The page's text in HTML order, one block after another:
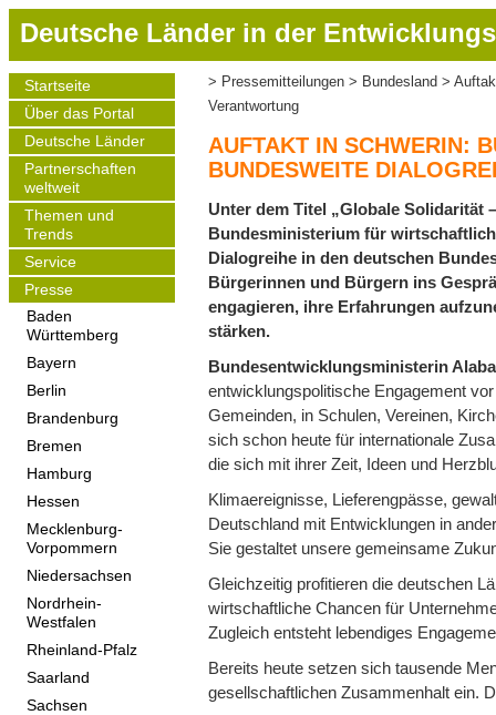
r
Deutsche Länder in der
Main
navigation
Startseite
Über das Portal
Deutsche Länder
Partnerschaften
weltweit
Themen und
Trends
Service
Presse
Baden
Württemberg
Bayern
Berlin
Brandenburg
Bremen
Hamburg
Hessen
Mecklenburg-
Vorpommern
Niedersachsen
Nordrhein-
Westfalen
Rheinland-Pfalz
Saarland
Sachsen
Pfadnavigation
Pressemitteilungen Bundesland
Verantwortung
AUFTAKT IN SCHWERIN:
BUNDESWEITE
Unter dem Titel „Globale Solidarität
Bundesministerium für
Dialogreihe in den deutschen
Bürgerinnen und Bürgern ins
engagieren, ihre Erfahrungen
stärken.
Bundesentwicklungsministerin
entwicklungspolitische Engagement
Gemeinden, in Schulen, Vereinen,
sich schon heute für internationale
die sich mit ihrer Zeit, Ideen und
Klimaereignisse, Lieferengpässe,
Deutschland mit Entwicklungen in
Sie gestaltet unsere gemeinsame
Gleichzeitig profitieren die deutschen
wirtschaftliche Chancen für
Zugleich entsteht lebendiges
Bereits heute setzen sich tausende
gesellschaftlichen Zusammenhalt ein.